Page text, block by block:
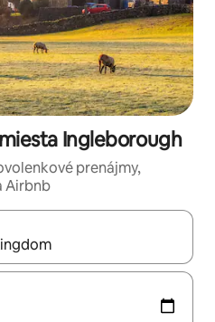
Ingleborough
prenájmy,
Airbnb
môžete si ich prechádzať